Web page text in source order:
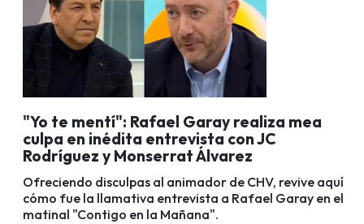
"Yo te mentí": Rafael Garay realiza mea
culpa en inédita entrevista con JC
Rodríguez y Monserrat Álvarez
Ofreciendo disculpas al animador de CHV, revive aquí
cómo fue la llamativa entrevista a Rafael Garay en el
matinal "Contigo en la Mañana".